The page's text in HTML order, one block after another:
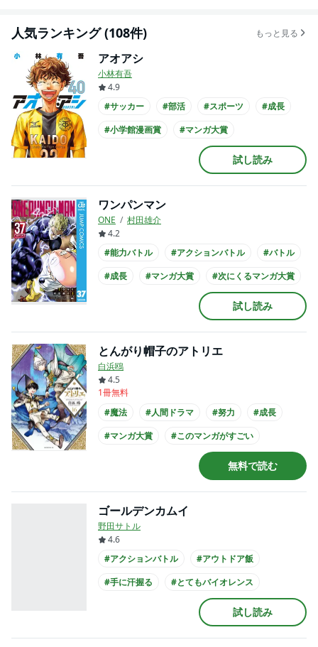
人気ランキング (108件) もっと見る
アオアシ
小林有吾
4.9
#サッカー
#部活 #スポーツ
#成長
#小学館漫画賞
#マンガ大賞
#中学生
#アニメ化
試し読み
ワンパンマン
ONE
村田雄介
4.2
#能力バトル
#アクションバトル
#バトル
#成長
#マンガ大賞
#次にくるマンガ大賞
#書店員が選んだコミック
#アニメ化
試し読み
とんがり帽子のアトリエ
白浜鴎
4.5
1冊無料
#魔法
#人間ドラマ #努力
#成長
#マンガ大賞
#このマンガがすごい
#俺マン
#アニメ化
無料で読む
ゴールデンカムイ
野田サトル
4.6
#アクションバトル
#アウトドア飯
#手に汗握る
#とてもバイオレンス
#手塚治虫文化賞
#マンガ大賞
#俺マン
試し読み